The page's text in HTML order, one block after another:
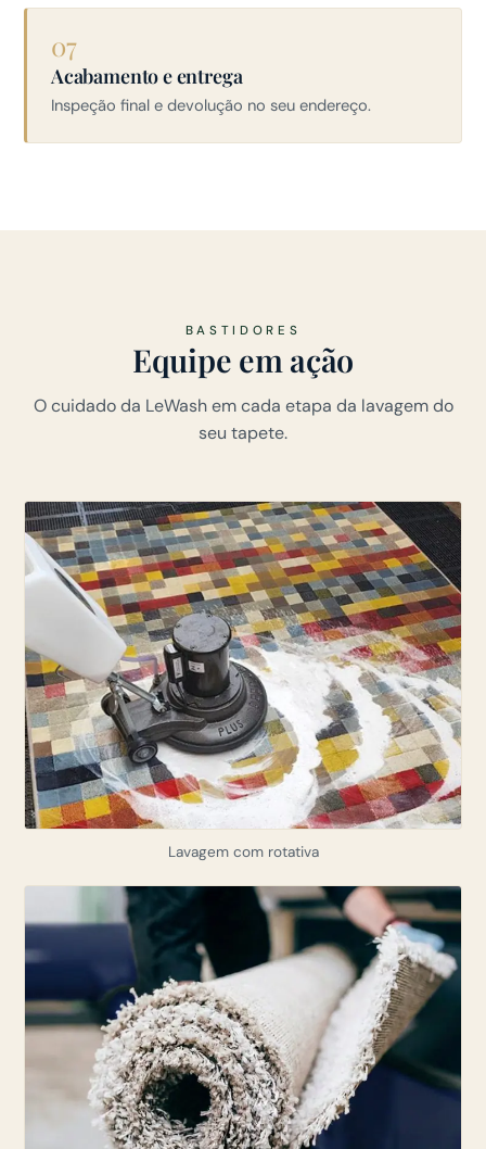
07
Acabamento e entrega
Inspeção final e devolução no seu endereço.
BASTIDORES
Equipe em ação
O cuidado da LeWash em cada etapa da lavagem do
seu tapete.
Lavagem com rotativa